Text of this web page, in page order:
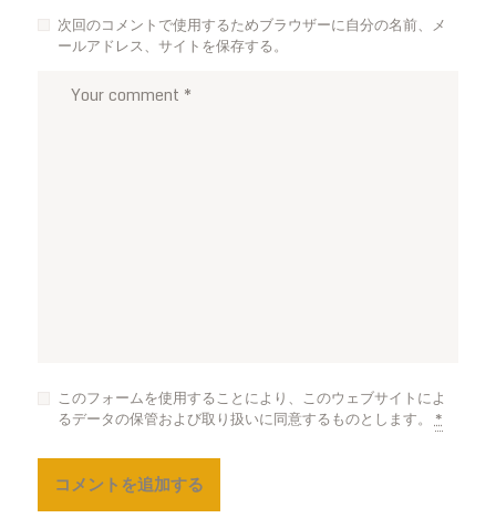
次回のコメントで使用するためブラウザーに自分の名前、メ
ールアドレス、サイトを保存する。
このフォームを使用することにより、このウェブサイトによ
るデータの保管および取り扱いに同意するものとします。 *